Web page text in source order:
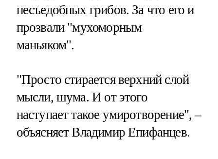
несъедобных грибов. За что его и
прозвали "мухоморным
маньяком".
"Просто стирается верхний слой
мысли, шума. И от этого
наступает такое умиротворение", –
объясняет Владимир Епифанцев.